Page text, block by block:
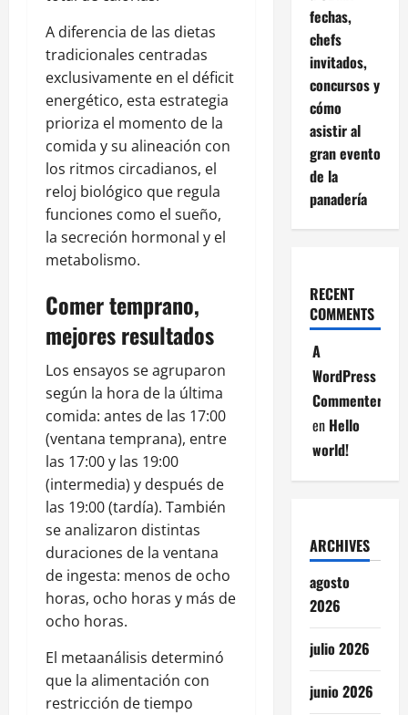
A diferencia de las dietas
tradicionales centradas
exclusivamente en el déficit
energético, esta estrategia
prioriza el momento de la
comida y su alineación con
los ritmos circadianos, el
reloj biológico que regula
funciones como el sueño,
la secreción hormonal y el
metabolismo.
Comer temprano,
mejores resultados
Los ensayos se agruparon
según la hora de la última
comida: antes de las 17:00
(ventana temprana), entre
las 17:00 y las 19:00
(intermedia) y después de
las 19:00 (tardía). También
se analizaron distintas
duraciones de la ventana
de ingesta: menos de ocho
horas, ocho horas y más de
ocho horas.
El metaanálisis determinó
que la alimentación con
restricción de tiempo
fechas,
chefs
invitados,
concursos y
cómo
asistir al
gran evento
de la
panadería
RECENT
COMMENTS
A
WordPress
Commenter
en Hello
world!
ARCHIVES
agosto
2026
julio 2026
junio 2026